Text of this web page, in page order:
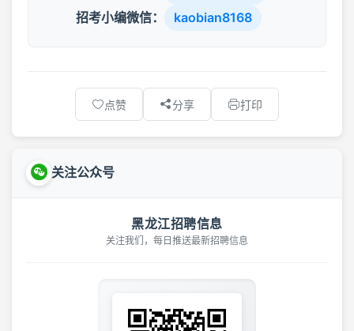
招考小编微信： kaobian8168
点赞 分享 打印
关注公众号
黑龙江招聘信息
关注我们，每日推送最新招聘信息